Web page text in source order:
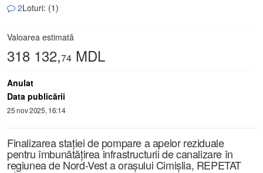
2Loturi: (1)
Valoarea estimată
318 132,74 MDL
Anulat
Data publicării
25 nov 2025, 16:14
Finalizarea stației de pompare a apelor reziduale
pentru îmbunătățirea infrastructurii de canalizare în
regiunea de Nord-Vest a orașului Cimișlia, REPETAT